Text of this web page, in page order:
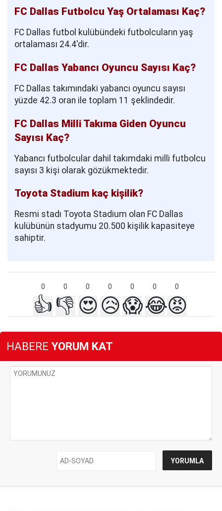
FC Dallas Futbolcu Yaş Ortalaması Kaç?
FC Dallas futbol kulübündeki futbolcuların yaş
ortalaması 24.4'dir.
FC Dallas Yabancı Oyuncu Sayısı Kaç?
FC Dallas takımındaki yabancı oyuncu sayısı
yüzde 42.3 oran ile toplam 11 şeklindedir.
FC Dallas Milli Takıma Giden Oyuncu
Sayısı Kaç?
Yabancı futbolcular dahil takımdaki milli futbolcu
sayısı 3 kişi olarak gözükmektedir.
Toyota Stadium kaç kişilik?
Resmi stadı Toyota Stadium olan FC Dallas
kulübünün stadyumu 20.500 kişilik kapasiteye
sahiptir.
0 0 0 0 0 0 0
👍 👎 😍😥😱😂😡
HABERE YORUM KAT